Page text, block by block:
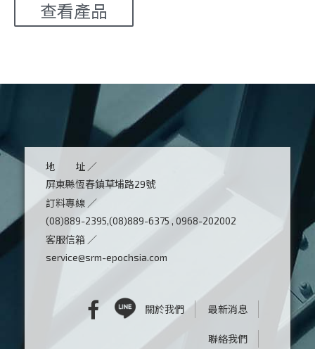
查看產品
地 址 ／
屏東縣恆春鎮草埔路29號
訂料專線 ／
(08)889-2395,(08)889-6375 , 0968-202002
客服信箱 ／
service@srm-epochsia.com
關於我們 最新消息
聯絡我們